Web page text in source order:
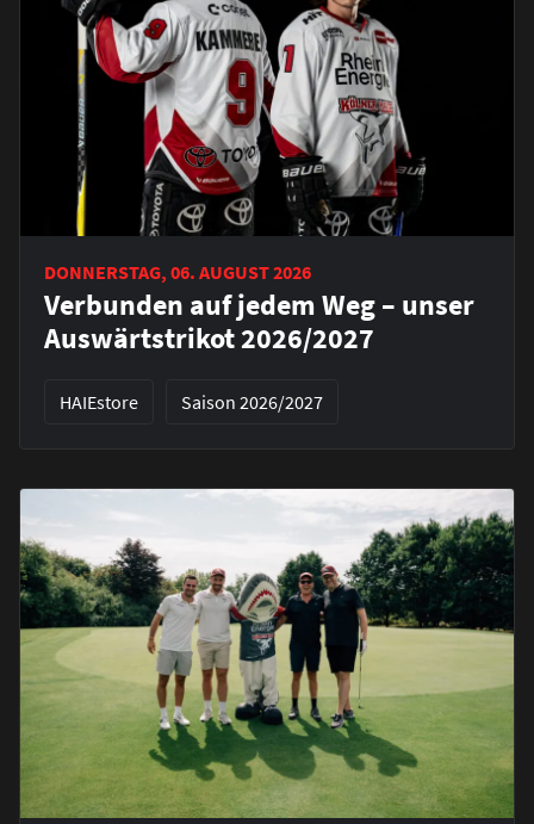
DONNERSTAG, 06. AUGUST 2026
Verbunden auf jedem Weg – unser
Auswärtstrikot 2026/2027
HAIEstore Saison 2026/2027